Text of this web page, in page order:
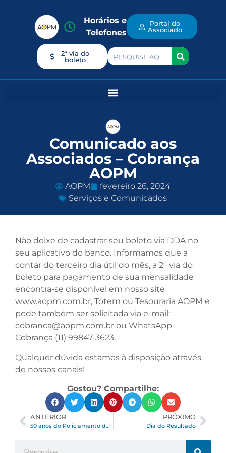
Horários e
Telefones
Portal do
Associado
2ª via do
boleto
Comunicado aos
Associados – Cobrança
AOPM
AOPM
fevereiro 26, 2024
Serviços e Comunicados
Não deixe de cadastrar seu boleto via DDA no
seu aplicativo do banco. Informamos que a
contar do terceiro dia útil do mês, a 2º via do
boleto para pagamento de sua mensalidade
encontra-se disponível em nosso site
www.aopm.com.br, Totem ou Tesouraria AOPM e
pode também ser solicitada via e-mail:
cobranca@aopm.com.br ou WhatsApp
Cobrança (11) 99847-3623.
Qualquer dúvida estamos à disposição através
de nossos canais!
Gostou? Compartilhe:
ANTERIOR
50 anos do Policiamento de Trânsito Urbano
PRÓXIMO
Dia do Resultado